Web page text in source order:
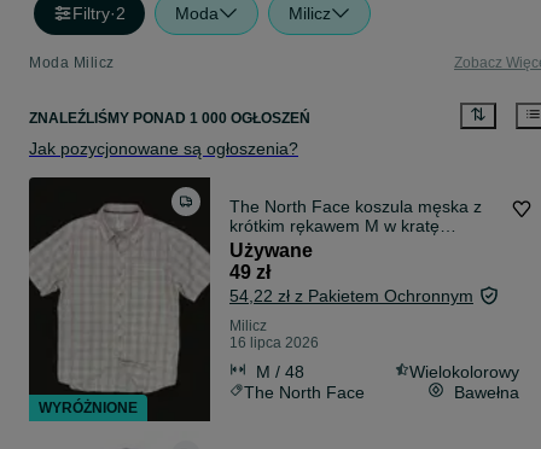
Filtry·2 Moda Milicz
Moda Milicz Zobacz
ZNALEŹLIŚMY PONAD 1 000 OGŁOSZEŃ
Jak pozycjonowane są ogłoszenia?
The North Face koszula męska z
krótkim rękawem M w kratę
outdoor 100% bawełna TNF w góry
na lato
Używane
49 zł
54,22 zł z Pakietem Ochronnym
Milicz
16 lipca 2026
M / 48
Wielokolorowy
The North Face
Bawełna
WYRÓŻNIONE